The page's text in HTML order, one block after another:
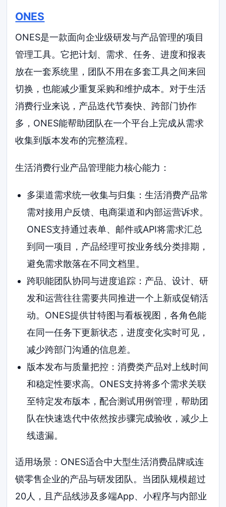
ONES
ONES是一款面向企业级研发与产品管理的项目
管理工具。它把计划、需求、任务、进度和报表
放在一套系统里，团队不用在多套工具之间来回
切换，也能减少重复采购和维护成本。对于生活
消费行业来说，产品迭代节奏快、跨部门协作
多，ONES能帮助团队在一个平台上完成从需求
收集到版本发布的完整流程。
生活消费行业产品管理能力核心能力：
多渠道需求统一收集与归集：生活消费产品常
需对接用户反馈、电商渠道和内部运营诉求。
ONES支持通过表单、邮件或API将需求汇总
到同一项目，产品经理可按业务线分类排期，
避免需求散落在不同文档里。
跨职能团队协同与进度追踪：产品、设计、研
发和运营往往需要共同推进一个上新或促销活
动。ONES提供甘特图与看板视图，各角色能
在同一任务下更新状态，进度变化实时可见，
减少跨部门沟通的信息差。
版本发布与质量把控：消费类产品对上线时间
和稳定性要求高。ONES支持将多个需求关联
至特定发布版本，配合测试用例管理，帮助团
队在快速迭代中依然按步骤完成验收，减少上
线遗漏。
适用场景：ONES适合中大型生活消费品牌或连
锁零售企业的产品与研发团队。当团队规模超过
20人，且产品线涉及多端App、小程序与内部业